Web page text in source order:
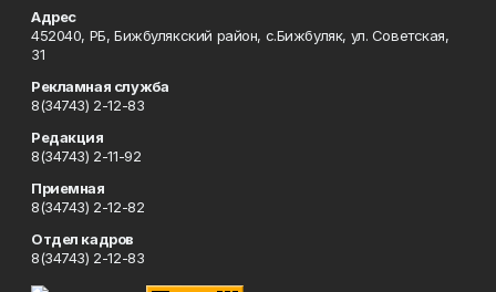
Адрес
452040, РБ, Бижбулякский район, с.Бижбуляк, ул. Советская,
31
Рекламная служба
8(34743) 2-12-83
Редакция
8(34743) 2-11-92
Приемная
8(34743) 2-12-82
Отдел кадров
8(34743) 2-12-83